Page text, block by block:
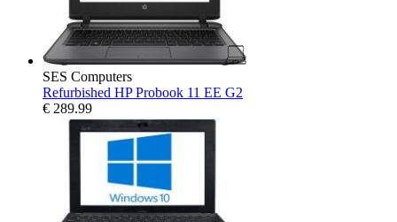
SES Computers
Refurbished HP Probook 11 EE G2
€ 289.99